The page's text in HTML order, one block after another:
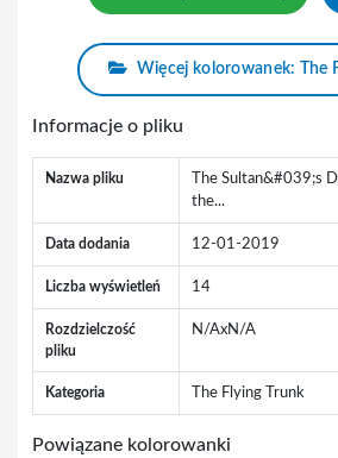
Więcej kolorowanek: The
Informacje o pliku
Nazwa pliku
The Sultan&#039;s
the...
Data dodania 12-01-2019
Liczba wyświetleń 14
Rozdzielczość
pliku
N/AxN/A
Kategoria The Flying Trunk
Powiązane kolorowanki